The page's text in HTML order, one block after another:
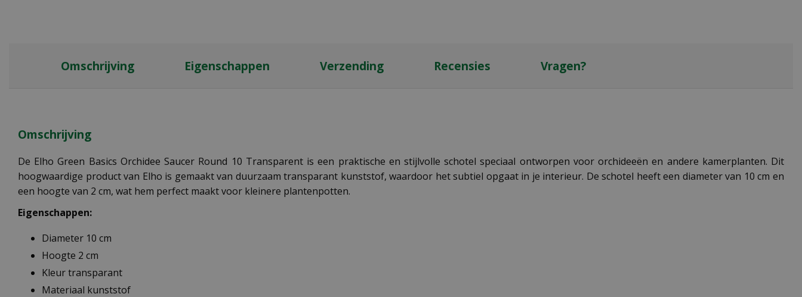
Omschrijving Eigenschappen Verzending Recensies Vragen?
Omschrijving
De Elho Green Basics Orchidee Saucer Round 10 Transparent is een praktische en stijlvolle schotel speciaal ontworpen voor orchideeën en andere kamerplanten. Dit
hoogwaardige product van Elho is gemaakt van duurzaam transparant kunststof, waardoor het subtiel opgaat in je interieur. De schotel heeft een diameter van 10 cm en
een hoogte van 2 cm, wat hem perfect maakt voor kleinere plantenpotten.
Eigenschappen:
Diameter 10 cm
Hoogte 2 cm
Kleur transparant
Materiaal kunststof